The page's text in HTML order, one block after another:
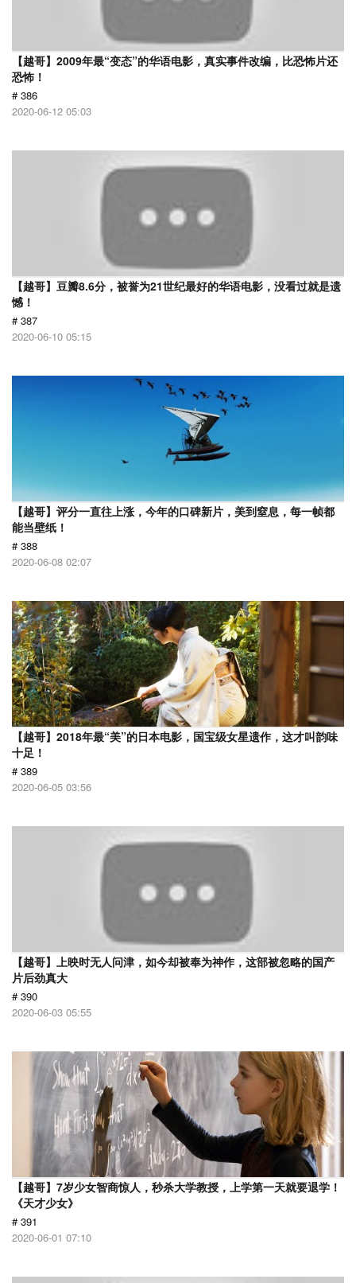
【越哥】2009年最“变态”的华语电影，真实事件改编，比恐怖片还
恐怖！
# 386
2020-06-12 05:03
【越哥】豆瓣8.6分，被誉为21世纪最好的华语电影，没看过就是遗
憾！
# 387
2020-06-10 05:15
【越哥】评分一直往上涨，今年的口碑新片，美到窒息，每一帧都
能当壁纸！
# 388
2020-06-08 02:07
【越哥】2018年最“美”的日本电影，国宝级女星遗作，这才叫韵味
十足！
# 389
2020-06-05 03:56
【越哥】上映时无人问津，如今却被奉为神作，这部被忽略的国产
片后劲真大
# 390
2020-06-03 05:55
【越哥】7岁少女智商惊人，秒杀大学教授，上学第一天就要退学！
《天才少女》
# 391
2020-06-01 07:10